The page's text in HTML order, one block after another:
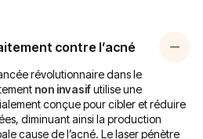
contre l’acné
révolutionnaire dans le
non invasifutilise une
conçue pour cibler et réduire
diminuant ainsi la production
cause de l’acné. Le laser pénètre